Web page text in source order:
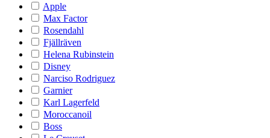
Apple
Max Factor
Rosendahl
Fjällräven
Helena Rubinstein
Disney
Narciso Rodriguez
Garnier
Karl Lagerfeld
Moroccanoil
Boss